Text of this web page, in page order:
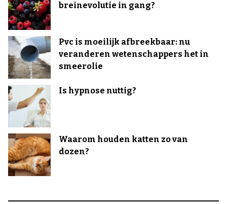
breinevolutie in gang?
Pvc is moeilijk afbreekbaar: nu
veranderen wetenschappers het in
smeerolie
Is hypnose nuttig?
Waarom houden katten zo van
dozen?